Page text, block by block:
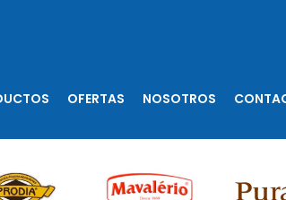
OFERTAS NOSOTROS